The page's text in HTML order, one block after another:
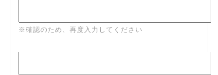
※確認のため、再度入力してください